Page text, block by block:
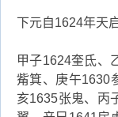
下元自1624年天
甲子1624奎氐、
觜箕、庚午1630
亥1635张鬼、丙